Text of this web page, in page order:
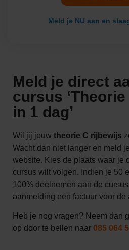
Meld je NU aan en
Meld je direct
cursus
in 1 dag’
Wil jij jouw theorie C rijbewijs
Wacht dan niet langer en meld
website. Kies de plaats waar je
cursus wilt volgen. Indien je 50
100% deelnemen aan de
aanmelding een factuur voor de
Heb je nog vragen? Neem dan
op door te bellen naar 085 064